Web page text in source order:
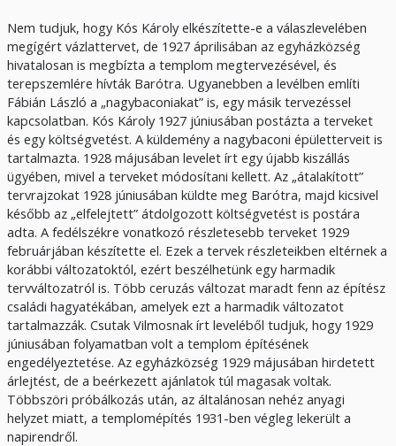
Nem tudjuk, hogy Kós Károly elkészítette-e a válaszlevelében
megígért vázlattervet, de 1927 áprilisában az egyházközség
hivatalosan is megbízta a templom megtervezésével, és
terepszemlére hívták Barótra. Ugyanebben a levélben említi
Fábián László a „nagybaconiakat” is, egy másik tervezéssel
kapcsolatban. Kós Károly 1927 júniusában postázta a terveket
és egy költségvetést. A küldemény a nagybaconi épületterveit is
tartalmazta. 1928 májusában levelet írt egy újabb kiszállás
ügyében, mivel a terveket módosítani kellett. Az „átalakított”
tervrajzokat 1928 júniusában küldte meg Barótra, majd kicsivel
később az „elfelejtett” átdolgozott költségvetést is postára
adta. A fedélszékre vonatkozó részletesebb terveket 1929
februárjában készítette el. Ezek a tervek részleteikben eltérnek a
korábbi változatoktól, ezért beszélhetünk egy harmadik
tervváltozatról is. Több ceruzás változat maradt fenn az építész
családi hagyatékában, amelyek ezt a harmadik változatot
tartalmazzák. Csutak Vilmosnak írt leveléből tudjuk, hogy 1929
júniusában folyamatban volt a templom építésének
engedélyeztetése. Az egyházközség 1929 májusában hirdetett
árlejtést, de a beérkezett ajánlatok túl magasak voltak.
Többszöri próbálkozás után, az általánosan nehéz anyagi
helyzet miatt, a templomépítés 1931-ben végleg lekerült a
napirendről.